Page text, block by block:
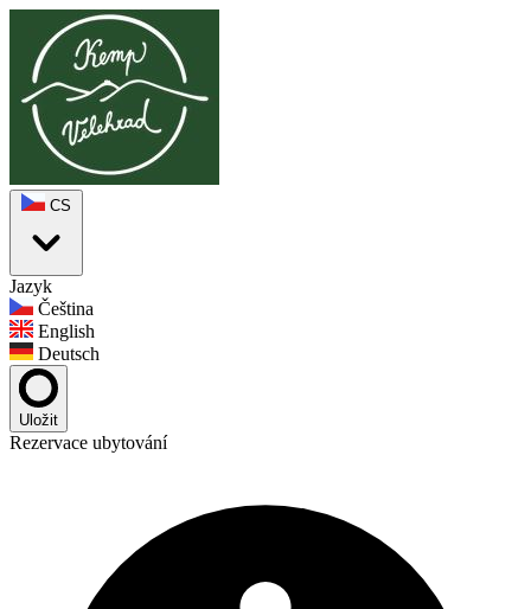
CS
Jazyk
Čeština
English
Deutsch
Uložit
Rezervace ubytování